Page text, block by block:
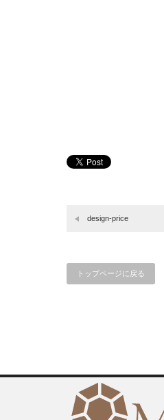
design-price
トップページに戻る